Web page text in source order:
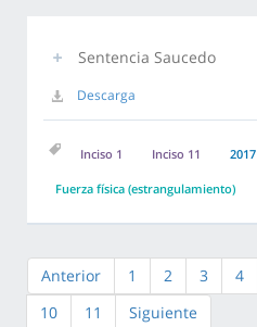
Sentencia Saucedo
Descarga
Inciso 1 Inciso 11 2017
Fuerza física (estrangulamiento)
Anterior 1 2 3 4
10
11 Siguiente